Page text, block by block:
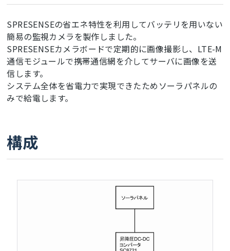
SPRESENSEの省エネ特性を利用してバッテリを用いない
簡易の監視カメラを製作しました。
SPRESENSEカメラボードで定期的に画像撮影し、LTE-M
通信モジュールで携帯通信網を介してサーバに画像を送
信します。
システム全体を省電力で実現できたためソーラパネルの
みで給電します。
構成